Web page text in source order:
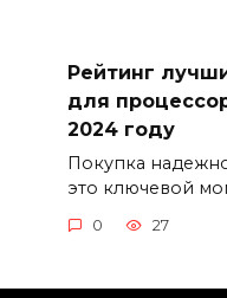
Рейтинг
для
2024 году
Покупка
это ключевой
0 27